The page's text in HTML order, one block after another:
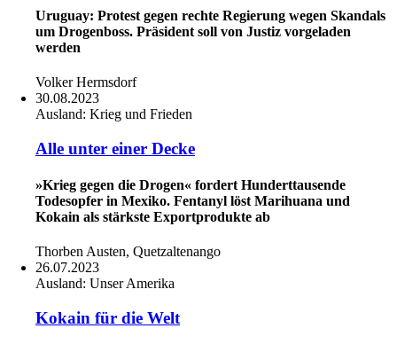
Uruguay: Protest gegen rechte Regierung wegen Skandals
um Drogenboss. Präsident soll von Justiz vorgeladen
werden
Volker Hermsdorf
30.08.2023
Ausland: Krieg und Frieden
Alle unter einer Decke
»Krieg gegen die Drogen« fordert Hunderttausende
Todesopfer in Mexiko. Fentanyl löst Marihuana und
Kokain als stärkste Exportprodukte ab
Thorben Austen, Quetzaltenango
26.07.2023
Ausland: Unser Amerika
Kokain für die Welt